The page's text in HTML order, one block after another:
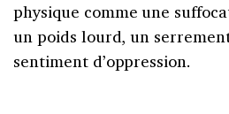
physique comme une
un poids lourd, un
sentiment d’oppression.